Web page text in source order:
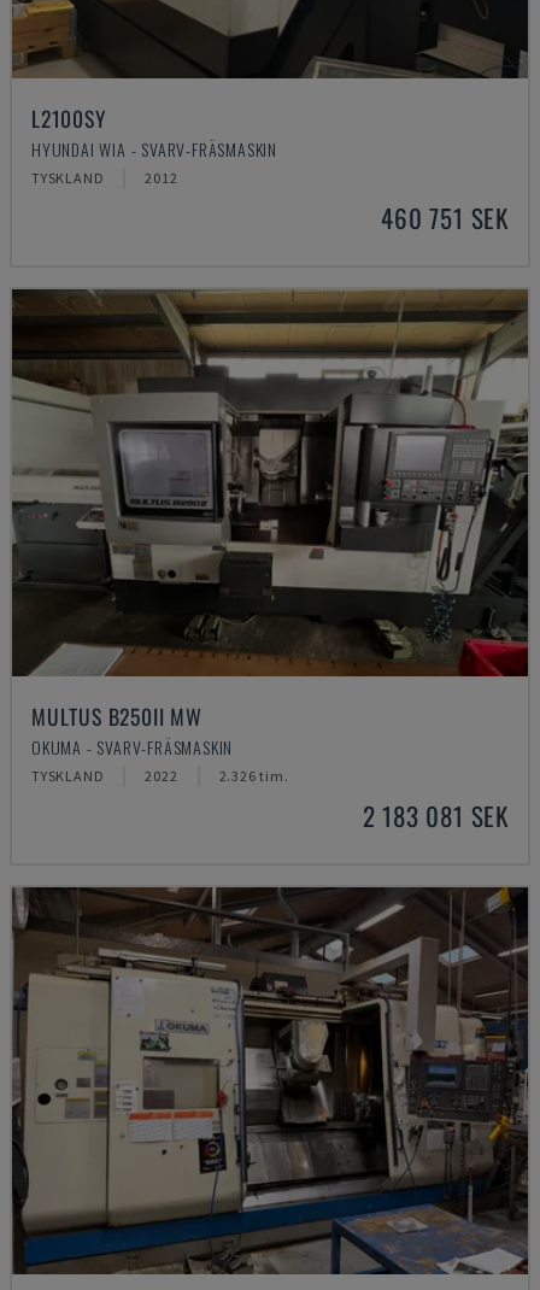
L2100SY
HYUNDAI WIA - SVARV-FRÄSMASKIN
TYSKLAND 2012
460 751 SEK
MULTUS B250II MW
OKUMA - SVARV-FRÄSMASKIN
TYSKLAND 2022 2.326 tim.
2 183 081 SEK